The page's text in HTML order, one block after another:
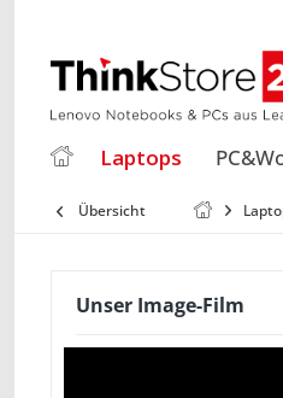
Laptops
Übersicht
Unser Image-Film